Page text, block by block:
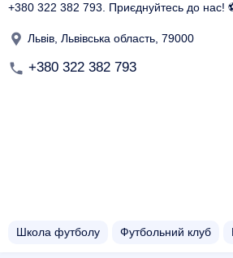
+380 322 382 793. Приєднуйтесь до нас!
Львів, Львівська область, 79000
+380 322 382 793
Школа футболу Футбольний клуб